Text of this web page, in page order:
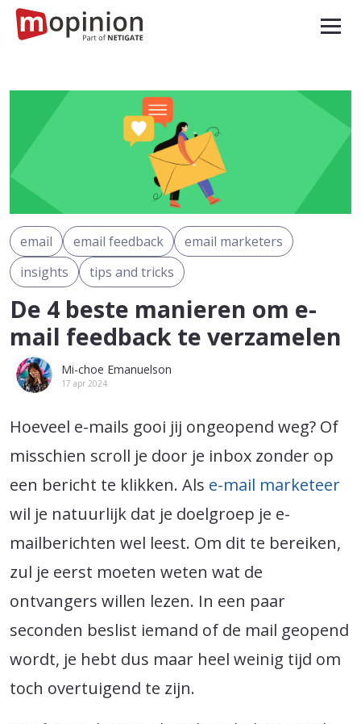
email email feedback
email marketers
insights
tips and tricks
De 4 beste manieren om e-
mail feedback te verzamelen
Mi-choe Emanuelson
17 apr 2024
Hoeveel e-mails gooi jij ongeopend weg? Of
misschien scroll je door je inbox zonder op
een bericht te klikken. Als e-mail marketeer
wil je natuurlijk dat je doelgroep je e-
mailberichten wel leest. Om dit te bereiken,
zul je eerst moeten weten wat de
ontvangers willen lezen. In een paar
seconden beslist iemand of de mail geopend
wordt, je hebt dus maar heel weinig tijd om
toch overtuigend te zijn.